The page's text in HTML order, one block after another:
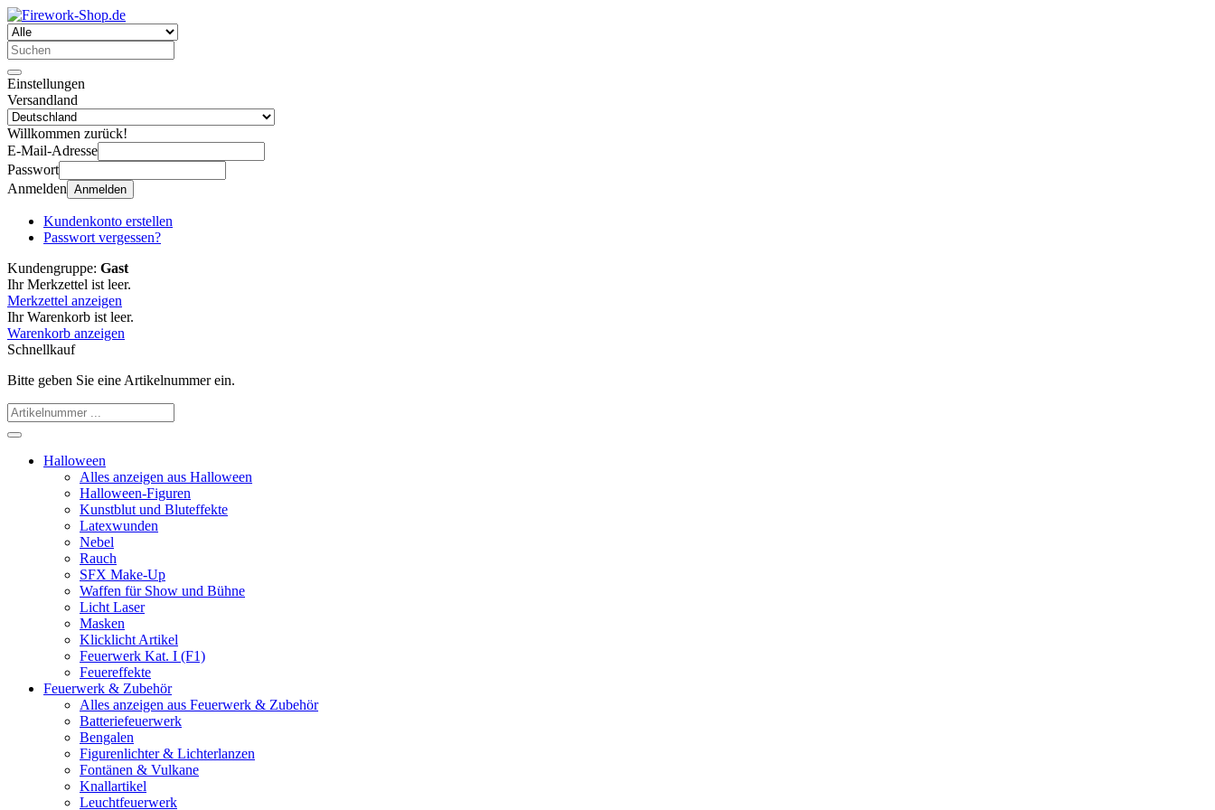
Einstellungen
Versandland
Willkommen zurück!
E-Mail-Adresse
Passwort
Anmelden Anmelden
Kundenkonto erstellen
Passwort vergessen?
Kundengruppe: Gast
Ihr Merkzettel ist leer.
Merkzettel anzeigen
Ihr Warenkorb ist leer.
Warenkorb anzeigen
Schnellkauf
Bitte geben Sie eine Artikelnummer ein.
Halloween
Alles anzeigen aus Halloween
Halloween-Figuren
Kunstblut und Bluteffekte
Latexwunden
Nebel
Rauch
SFX Make-Up
Waffen für Show und Bühne
Licht Laser
Masken
Klicklicht Artikel
Feuerwerk Kat. I (F1)
Feuereffekte
Feuerwerk & Zubehör
Alles anzeigen aus Feuerwerk & Zubehör
Batteriefeuerwerk
Bengalen
Figurenlichter & Lichterlanzen
Fontänen & Vulkane
Knallartikel
Leuchtfeuerwerk